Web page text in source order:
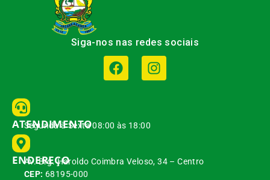
Siga-nos nas redes sociais
ATENDIMENTO
Segunda à Sexta 08:00 às 18:00
ENDEREÇO
Av. Brg. Haroldo Coimbra Veloso, 34 – Centro
CEP: 68195-000